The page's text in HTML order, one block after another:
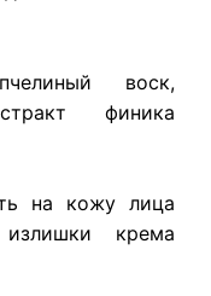
воск,
финика
на кожу лица
крема